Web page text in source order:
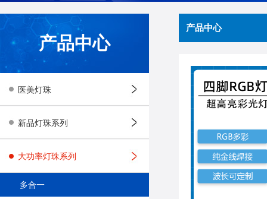
产品中心
医美灯珠
新品灯珠系列
大功率灯珠系列
多合一
产品中心